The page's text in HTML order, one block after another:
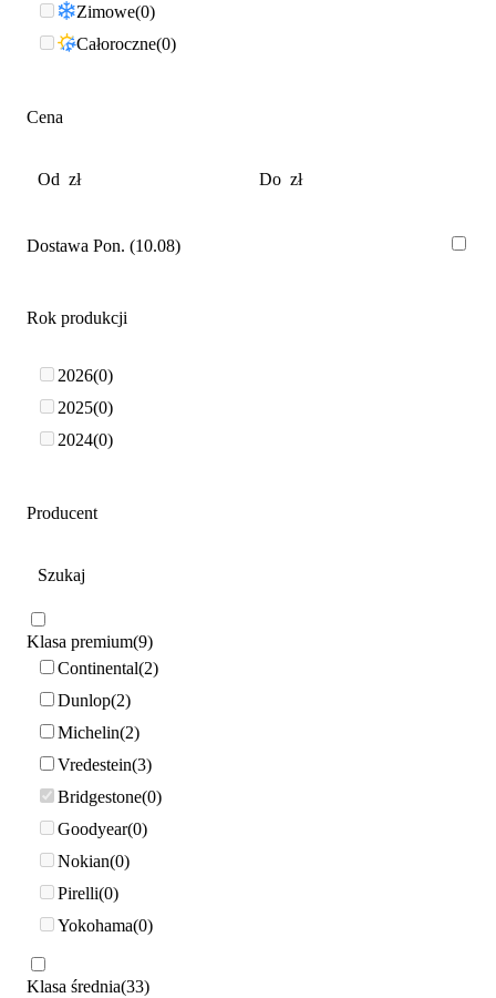
Zimowe 0
Całoroczne 0
Cena
Dostawa Pon. (10.08)
Rok produkcji
2026 0
2025 0
2024 0
Producent
Klasa premium 9
Continental 2
Dunlop 2
Michelin 2
Vredestein 3
Bridgestone 0
Goodyear 0
Nokian 0
Pirelli 0
Yokohama 0
Klasa średnia 33